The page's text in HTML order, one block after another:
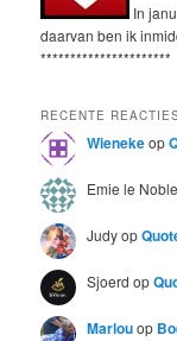
In
daarvan ben ik
**********************
RECENTE
Wienekeop
Emie le
Judyop
Sjoerd op
Marlouop